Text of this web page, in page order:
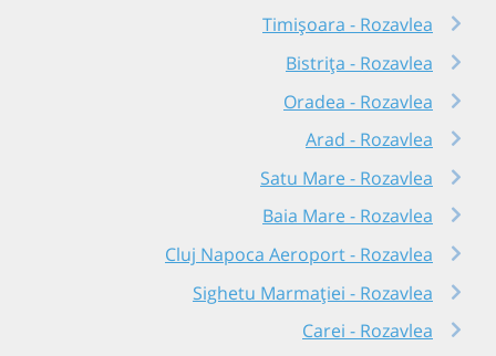
Timișoara - Rozavlea
Bistrița - Rozavlea
Oradea - Rozavlea
Arad - Rozavlea
Satu Mare - Rozavlea
Baia Mare - Rozavlea
Cluj Napoca Aeroport - Rozavlea
Sighetu Marmației - Rozavlea
Carei - Rozavlea